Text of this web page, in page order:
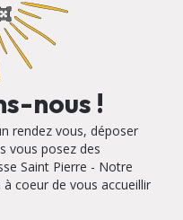
nous !
rendez vous, déposer
vous posez des
Saint Pierre - Notre
coeur de vous accueillir